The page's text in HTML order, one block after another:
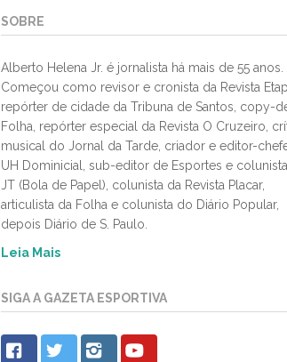
SOBRE
Alberto Helena Jr. é jornalista há mais de 55 anos.
Começou como revisor e cronista da Revista
repórter de cidade da Tribuna de Santos, copy-
Folha, repórter especial da Revista O Cruzeiro,
musical do Jornal da Tarde, criador e editor-
UH Dominicial, sub-editor de Esportes e
JT (Bola de Papel), colunista da Revista Placar,
articulista da Folha e colunista do Diário Popular,
depois Diário de S. Paulo.
Leia Mais
SIGA A GAZETA ESPORTIVA